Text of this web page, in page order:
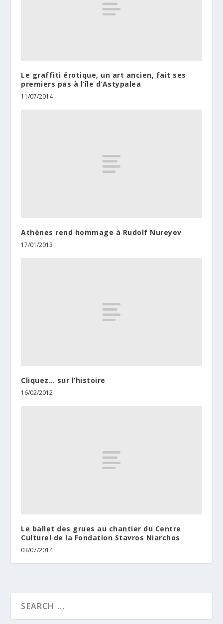
Le graffiti érotique, un art ancien, fait ses
premiers pas à l’île d’Astypalea
11/07/2014
Athènes rend hommage à Rudolf Nureyev
17/01/2013
Cliquez… sur l’histoire
16/02/2012
Le ballet des grues au chantier du Centre
Culturel de la Fondation Stavros Niarchos
03/07/2014